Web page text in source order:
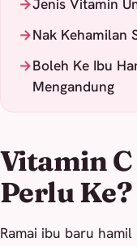
Jenis Vitamin
Nak Kehamilan
Boleh Ke Ibu
Mengandung
Vitamin
Perlu Ke?
Ramai ibu baru